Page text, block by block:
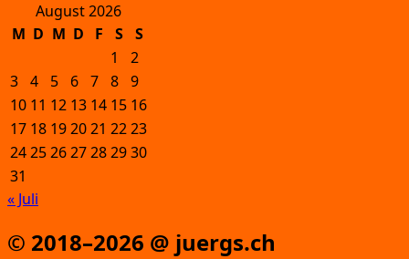
August 2026
M D M D F S
S
1
2
3 4 5 6 7 8 9
10 11 12 13 14 15 16
17 18 192021 2223
24252627282930
31
« Juli
© 2018–2026 @ juergs.ch